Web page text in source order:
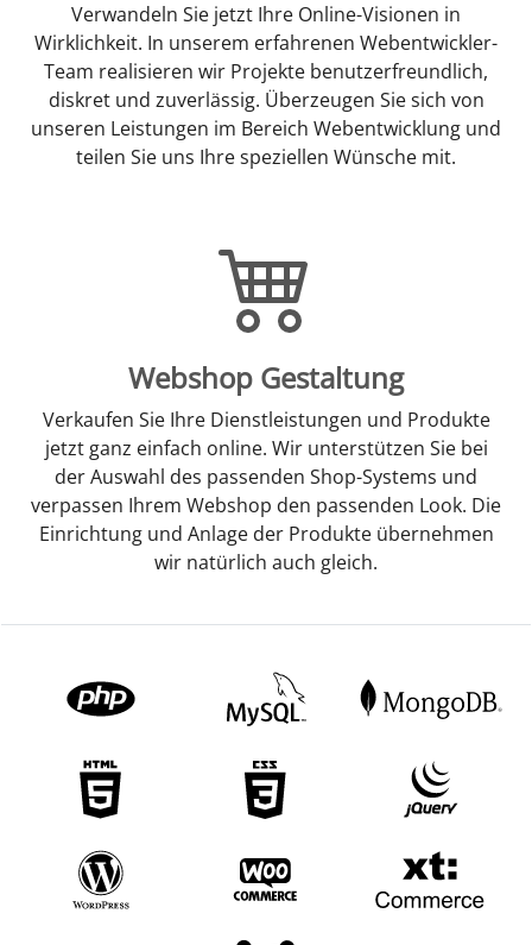
Verwandeln Sie jetzt Ihre Online-Visionen in
Wirklichkeit. In unserem erfahrenen Webentwickler-
Team realisieren wir Projekte benutzerfreundlich,
diskret und zuverlässig. Überzeugen Sie sich von
unseren Leistungen im Bereich Webentwicklung und
teilen Sie uns Ihre speziellen Wünsche mit.
Webshop Gestaltung
Verkaufen Sie Ihre Dienstleistungen und Produkte
jetzt ganz einfach online. Wir unterstützen Sie bei
der Auswahl des passenden Shop-Systems und
verpassen Ihrem Webshop den passenden Look. Die
Einrichtung und Anlage der Produkte übernehmen
wir natürlich auch gleich.